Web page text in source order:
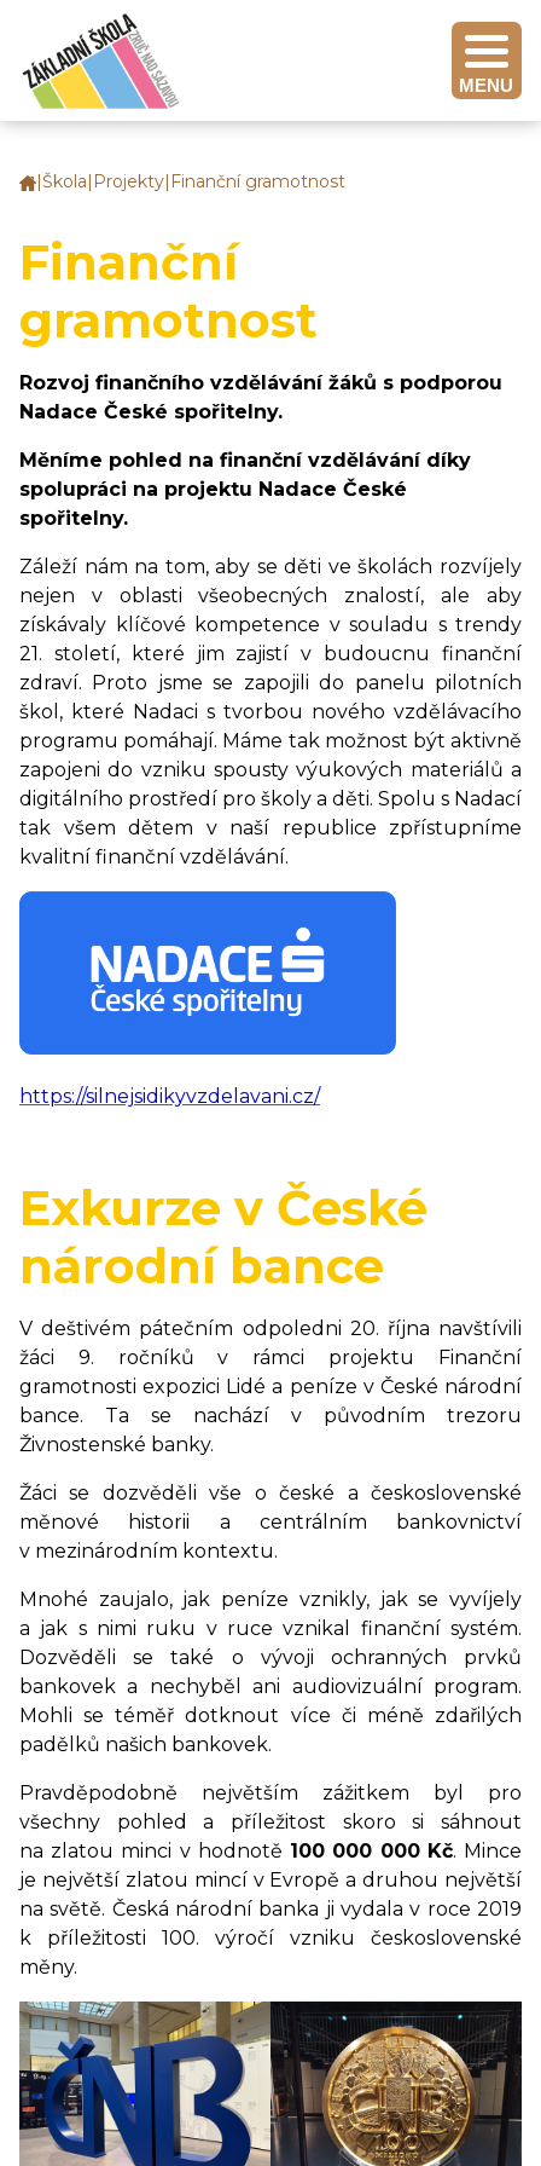
MENU
Základní
Zruč
nad
Škola Projekty Finanční gramotnost
Finanční
gramotnost
Rozvoj finančního vzdělávání žáků s podporou
Nadace České spořitelny.
Měníme pohled na finanční vzdělávání díky
spolupráci na projektu Nadace České
spořitelny.
Záleží nám na tom, aby se děti ve školách rozvíjely
nejen v oblasti všeobecných znalostí, ale aby
získávaly klíčové kompetence v souladu s trendy
21. století, které jim zajistí v budoucnu finanční
zdraví. Proto jsme se zapojili do panelu pilotních
škol, které Nadaci s tvorbou nového vzdělávacího
programu pomáhají. Máme tak možnost být aktivně
zapojeni do vzniku spousty výukových materiálů a
digitálního prostředí pro školy a děti. Spolu s Nadací
tak všem dětem v naší republice zpřístupníme
kvalitní finanční vzdělávání.
https://silnejsidikyvzdelavani.cz/
Exkurze v České
národní bance
V deštivém pátečním odpoledni 20. října navštívili
žáci 9. ročníků v rámci projektu Finanční
gramotnosti expozici Lidé a peníze v České národní
bance. Ta se nachází v původním trezoru
Živnostenské banky.
Žáci se dozvěděli vše o české a československé
měnové historii a centrálním bankovnictví
v mezinárodním kontextu.
Mnohé zaujalo, jak peníze vznikly, jak se vyvíjely
a jak s nimi ruku v ruce vznikal finanční systém.
Dozvěděli se také o vývoji ochranných prvků
bankovek a nechyběl ani audiovizuální program.
Mohli se téměř dotknout více či méně zdařilých
padělků našich bankovek.
Pravděpodobně největším zážitkem byl pro
všechny pohled a příležitost skoro si sáhnout
na zlatou minci v hodnotě 100 000 000 Kč. Mince
je největší zlatou mincí v Evropě a druhou největší
na světě. Česká národní banka ji vydala v roce 2019
k příležitosti 100. výročí vzniku československé
měny.